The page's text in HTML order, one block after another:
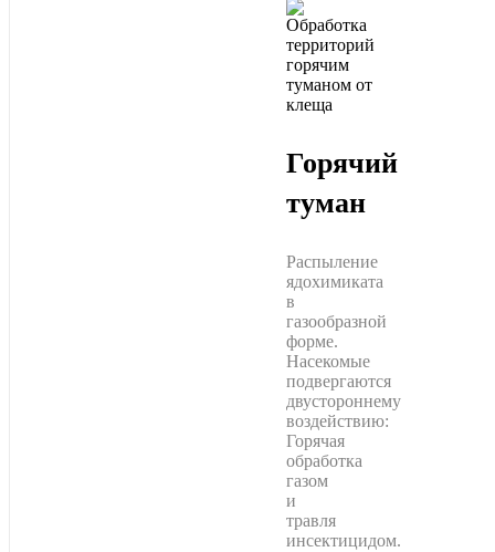
Горячий
туман
Распыление
ядохимиката
в
газообразной
форме.
Насекомые
подвергаются
двустороннему
воздействию:
Горячая
обработка
газом
и
травля
инсектицидом.